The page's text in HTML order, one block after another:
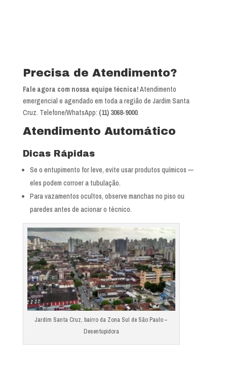
Precisa de Atendimento?
Fale agora com nossa equipe técnica!Atendimento
emergencial e agendado em toda a região de Jardim Santa
Cruz. Telefone/WhatsApp: (11) 3068-9000.
Atendimento Automático
Dicas Rápidas
Se o entupimento for leve, evite usar produtos químicos —
eles podem corroer a tubulação.
Para vazamentos ocultos, observe manchas no piso ou
paredes antes de acionar o técnico.
Jardim Santa Cruz, bairro da Zona Sul de São Paulo –
Desentupidora